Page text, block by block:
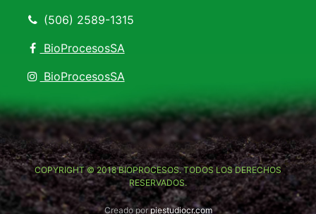
(506) 2589-1315
BioProcesosSA
BioProcesosSA
COPYRIGHT © 2018 BIOPROCESOS. TODOS LOS DERECHOS
RESERVADOS.
Creado por piestudiocr.com